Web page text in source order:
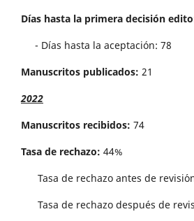
Días hasta la primera decisión
- Días hasta la aceptación: 78
Manuscritos publicados: 21
2022
Manuscritos recibidos: 74
Tasa de rechazo: 44%
Tasa de rechazo antes de
Tasa de rechazo después de